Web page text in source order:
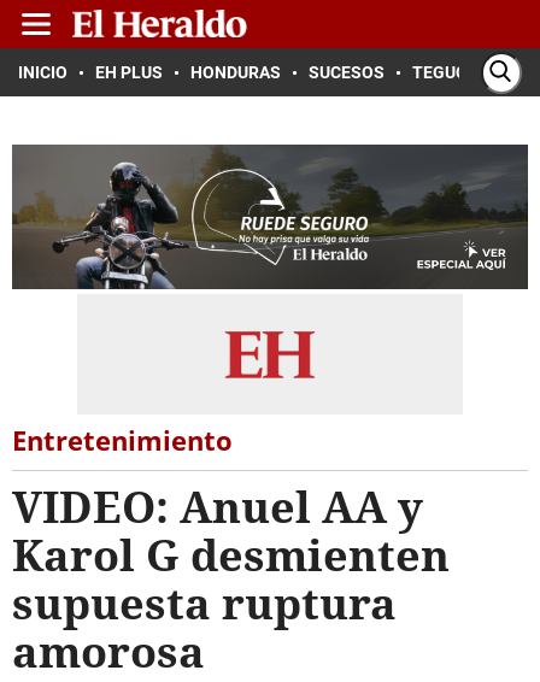
INICIO EH PLUS HONDURAS SUCESOS TEGUCIGALPA
Entretenimiento
VIDEO: Anuel AA y
Karol G desmienten
supuesta ruptura
amorosa